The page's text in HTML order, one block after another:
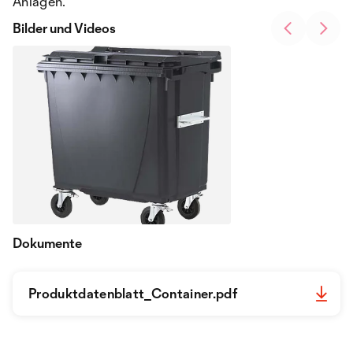
Bilder und Videos
Dokumente
Produktdatenblatt_Container.pdf